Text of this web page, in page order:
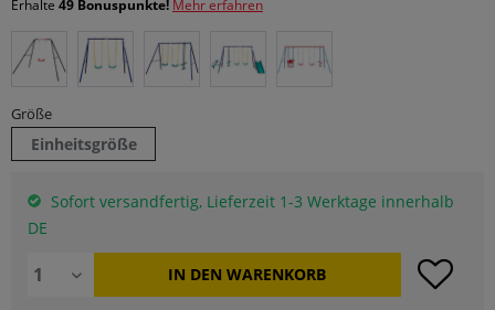
Erhalte 49 Bonuspunkte! Mehr erfahren
Größe
Einheitsgröße
Sofort versandfertig, Lieferzeit 1-3 Werktage innerhalb
DE
IN DEN WARENKORB